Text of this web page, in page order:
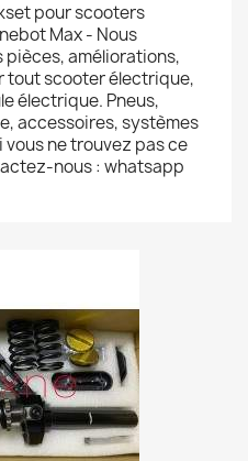
pour scooters
Max - Nous
améliorations,
tout scooter électrique,
électrique. Pneus,
accessoires, systèmes
ne trouvez pas ce
nous : whatsapp